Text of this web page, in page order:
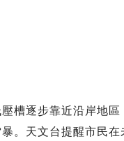
槽逐步靠近沿岸地
。天文台提醒市民